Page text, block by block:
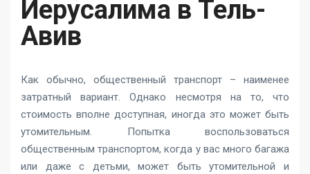
Иерусалима в Тель-
Авив
Как обычно, общественный транспорт – наименее
затратный вариант. Однако несмотря на то, что
стоимость вполне доступная, иногда это может быть
утомительным. Попытка воспользоваться
общественным транспортом, когда у вас много багажа
или даже с детьми, может быть утомительной и